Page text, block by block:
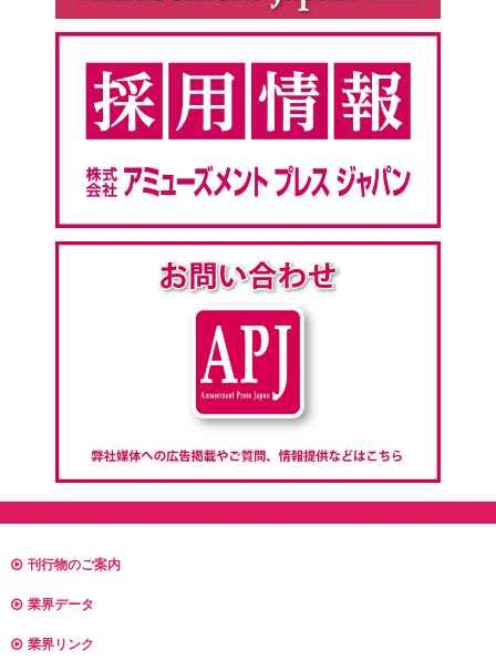
刊行物のご案内
業界データ
業界リンク